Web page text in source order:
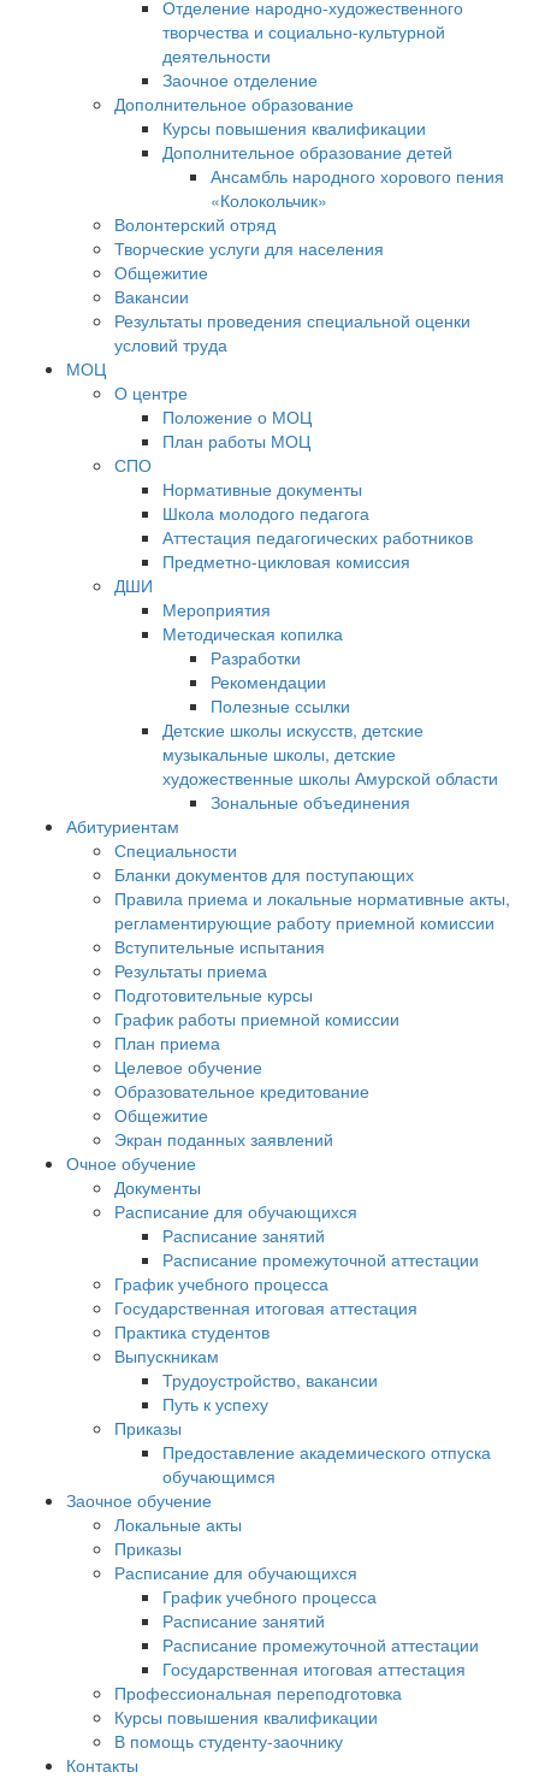
Отделение народно-художественного
творчества и социально-культурной
деятельности
Заочное отделение
Дополнительное образование
Курсы повышения квалификации
Дополнительное образование детей
Ансамбль народного хорового пения
«Колокольчик»
Волонтерский отряд
Творческие услуги для населения
Общежитие
Вакансии
Результаты проведения специальной оценки
условий труда
МОЦ
О центре
Положение о МОЦ
План работы МОЦ
СПО
Нормативные документы
Школа молодого педагога
Аттестация педагогических работников
Предметно-цикловая комиссия
ДШИ
Мероприятия
Методическая копилка
Разработки
Рекомендации
Полезные ссылки
Детские школы искусств, детские
музыкальные школы, детские
художественные школы Амурской области
Зональные объединения
Абитуриентам
Специальности
Бланки документов для поступающих
Правила приема и локальные нормативные акты,
регламентирующие работу приемной комиссии
Вступительные испытания
Результаты приема
Подготовительные курсы
График работы приемной комиссии
План приема
Целевое обучение
Образовательное кредитование
Общежитие
Экран поданных заявлений
Очное обучение
Документы
Расписание для обучающихся
Расписание занятий
Расписание промежуточной аттестации
График учебного процесса
Государственная итоговая аттестация
Практика студентов
Выпускникам
Трудоустройство, вакансии
Путь к успеху
Приказы
Предоставление академического отпуска
обучающимся
Заочное обучение
Локальные акты
Приказы
Расписание для обучающихся
График учебного процесса
Расписание занятий
Расписание промежуточной аттестации
Государственная итоговая аттестация
Профессиональная переподготовка
Курсы повышения квалификации
В помощь студенту-заочнику
Контакты